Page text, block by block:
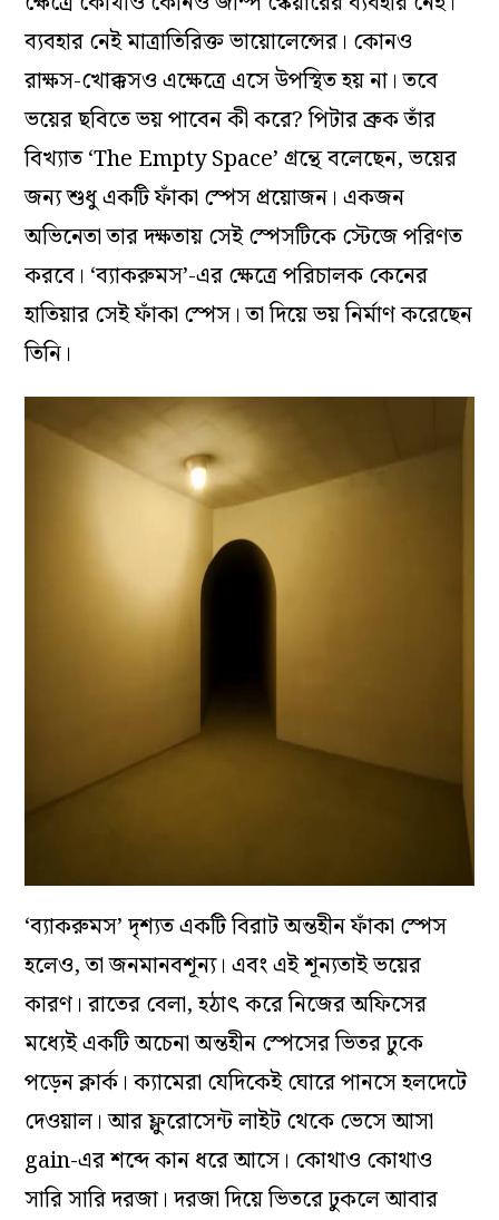
ব্যবহার নেই মাত্রাতিরিক্ত ভায়োলেন্সের। কোনও
রাক্ষস-খোক্কসও এক্ষেত্রে এসে উপস্থিত হয় না। তবে
ভয়ের ছবিতে ভয় পাবেন কী করে? পিটার ব্রুক তাঁর
বিখ্যাত ‘The Empty Space’ গ্রন্থে বলেছেন, ভয়ের
জন্য শুধু একটি ফাঁকা স্পেস প্রয়োজন। একজন
অভিনেতা তার দক্ষতায় সেই স্পেসটিকে স্টেজে পরিণত
করবে। ‘ব্যাকরুমস’-এর ক্ষেত্রে পরিচালক কেনের
হাতিয়ার সেই ফাঁকা স্পেস। তা দিয়ে ভয় নির্মাণ করেছেন
তিনি।
‘ব্যাকরুমস’ দৃশ্যত একটি বিরাট অন্তহীন ফাঁকা স্পেস
হলেও, তা জনমানবশূন্য। এবং এই শূন্যতাই ভয়ের
কারণ। রাতের বেলা, হঠাৎ করে নিজের অফিসের
মধ্যেই একটি অচেনা অন্তহীন স্পেসের ভিতর ঢুকে
পড়েন ক্লার্ক। ক্যামেরা যেদিকেই ঘোরে পানসে হলদেটে
দেওয়াল। আর ফ্লুরোসেন্ট লাইট থেকে ভেসে আসা
gain-এর শব্দে কান ধরে আসে। কোথাও কোথাও
সারি সারি দরজা। দরজা দিয়ে ভিতরে ঢুকলে আবার